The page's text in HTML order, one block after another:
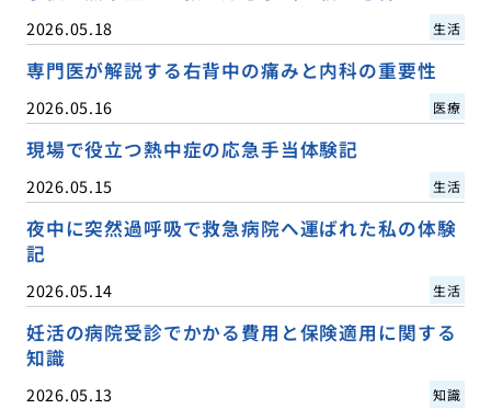
2026.05.18 生活
専門医が解説する右背中の痛みと内科の重要性
2026.05.16 医療
現場で役立つ熱中症の応急手当体験記
2026.05.15 生活
夜中に突然過呼吸で救急病院へ運ばれた私の体験
記
2026.05.14 生活
妊活の病院受診でかかる費用と保険適用に関する
知識
2026.05.13 知識